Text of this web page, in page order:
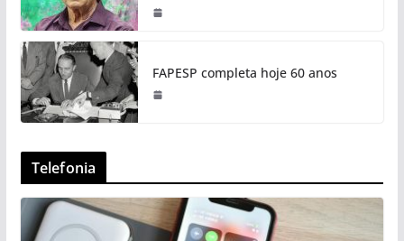
FAPESP completa hoje 60 anos
Telefonia